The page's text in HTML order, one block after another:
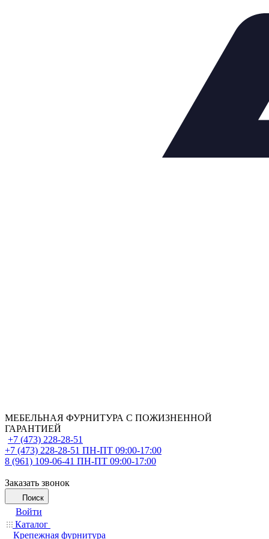
МЕБЕЛЬНАЯ ФУРНИТУРА С ПОЖИЗНЕННОЙ
ГАРАНТИЕЙ
+7 (473) 228-28-51
+7 (473) 228-28-51 ПН-ПТ 09:00-17:00
8 (961) 109-06-41 ПН-ПТ 09:00-17:00
Заказать звонок
Поиск
Войти
Каталог
Крепежная фурнитура